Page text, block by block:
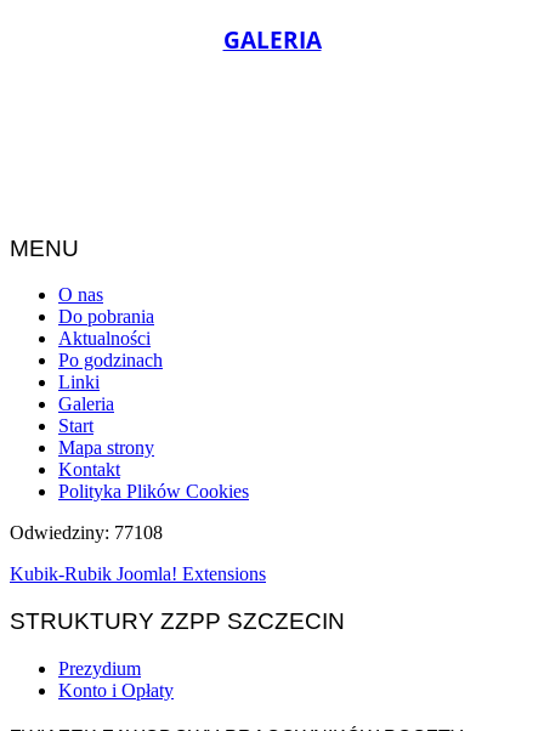
GALERIA
MENU
O nas
Do pobrania
Aktualności
Po godzinach
Linki
Galeria
Start
Mapa strony
Kontakt
Polityka Plików Cookies
Odwiedziny: 77108
Kubik-Rubik Joomla! Extensions
STRUKTURY ZZPP SZCZECIN
Prezydium
Konto i Opłaty